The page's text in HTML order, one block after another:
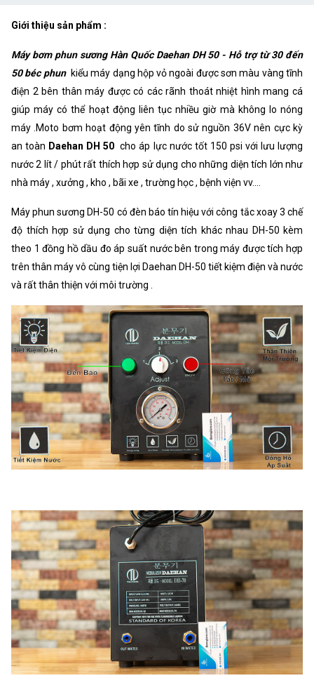
Giới thiệu sản phẩm :
Máy bơm phun sương Hàn Quốc Daehan DH 50 - Hỗ trợ từ 30 đến
50 béc phun kiểu máy dạng hộp vỏ ngoài được sơn màu vàng tĩnh
điện 2 bên thân máy được có các rãnh thoát nhiệt hình mang cá
giúp máy có thể hoạt động liên tục nhiều giờ mà không lo nóng
máy .Moto bơm hoạt động yên tĩnh do sử nguồn 36V nên cực kỳ
an toàn Daehan DH 50 cho áp lực nước tốt 150 psi với lưu lượng
nước 2 lít / phút rất thích hợp sử dụng cho những diện tích lớn như
nhà máy , xưởng , kho , bãi xe , trường học , bệnh viện vv....
Máy phun sương DH-50 có đèn báo tín hiệu với công tắc xoay 3 chế
độ thích hợp sử dụng cho từng diện tích khác nhau DH-50 kèm
theo 1 đồng hồ dầu đo áp suất nước bên trong máy được tích hợp
trên thân máy vô cùng tiện lợi Daehan DH-50 tiết kiệm điện và nước
và rất thân thiện với môi trường .